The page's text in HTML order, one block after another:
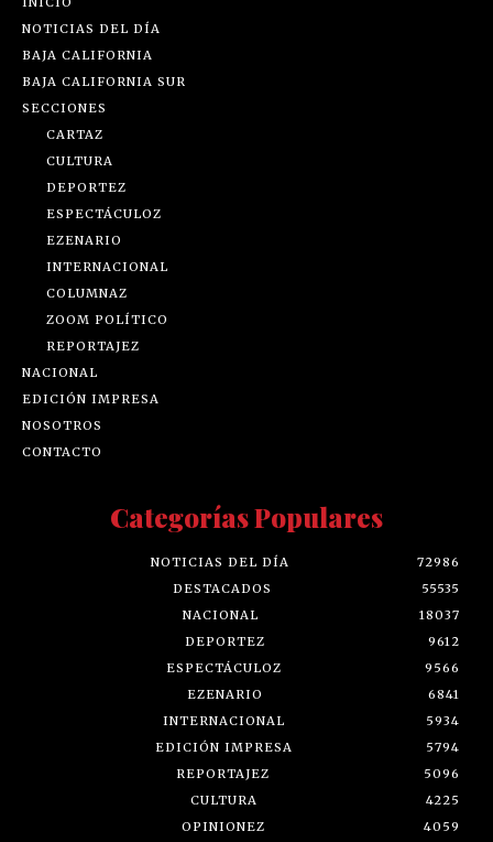
NOTICIAS DEL DÍA
BAJA CALIFORNIA
BAJA CALIFORNIA SUR
SECCIONES
CARTAZ
CULTURA
DEPORTEZ
ESPECTÁCULOZ
EZENARIO
INTERNACIONAL
COLUMNAZ
ZOOM POLÍTICO
REPORTAJEZ
NACIONAL
EDICIÓN IMPRESA
NOSOTROS
CONTACTO
Categorías Populares
NOTICIAS DEL DÍA
72986
DESTACADOS
55535
NACIONAL
18037
DEPORTEZ
9612
ESPECTÁCULOZ
9566
EZENARIO
6841
INTERNACIONAL
5934
EDICIÓN IMPRESA
5794
REPORTAJEZ
5096
CULTURA
4225
OPINIONEZ
4059